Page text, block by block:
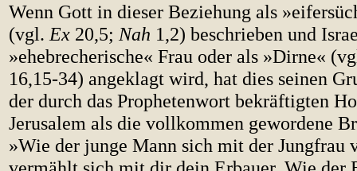
Wenn Gott in dieser Beziehung als
(vgl. Ex 20,5; Nah 1,2) beschrieben und
»ehebrecherische« Frau oder als »Dirne«
16,15-34) angeklagt wird, hat dies seinen
der durch das Prophetenwort bekräftigten
Jerusalem als die vollkommen gewordene
»Wie der junge Mann sich mit der Jungfrau